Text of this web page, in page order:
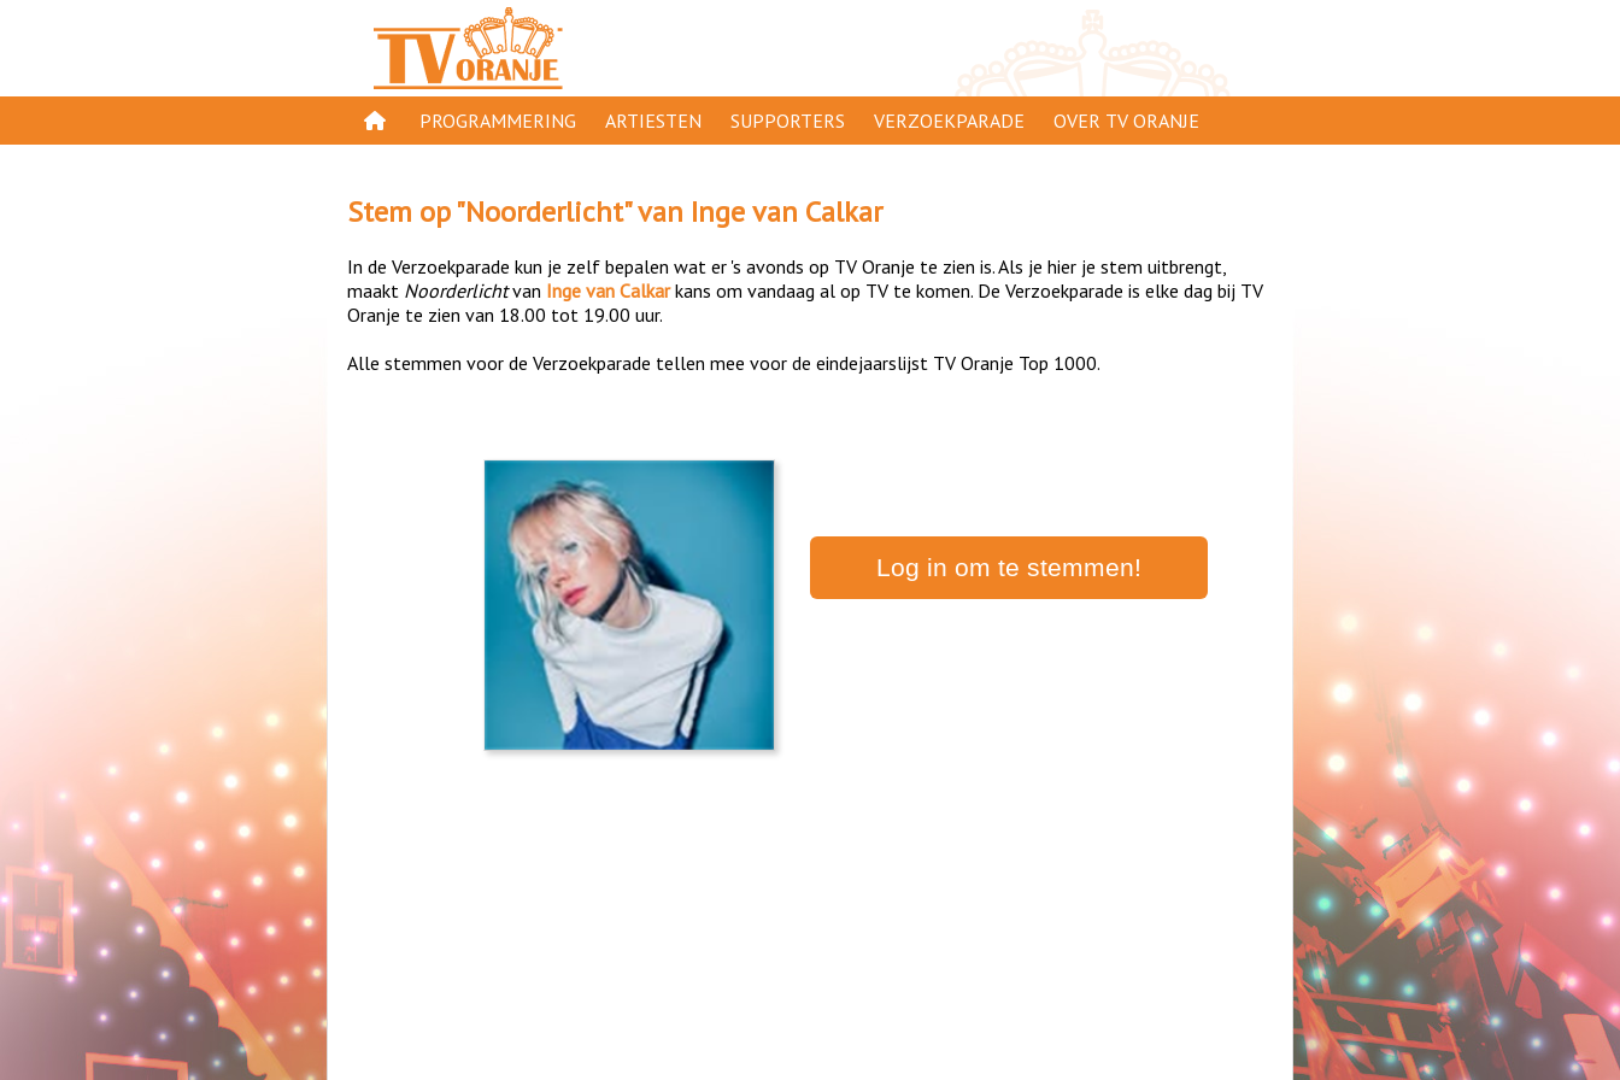
PROGRAMMERING
GESPEELD OP TV ORANJE
ORANJE KROON
TV ORANJE TOP 1000
11 VAN ORANJE
ARTIESTEN SUPPORTERS
AANMELDEN
VERZOEKPARADE OVER TV ORANJE
ADVERTEREN
PRIVACY
Stem op "Noorderlicht" van Inge van Calkar
In de Verzoekparade kun je zelf bepalen wat er 's avonds op TV Oranje te zien is. Als je hier je stem uitbrengt,
maakt Noorderlichtvan Inge van Calkarkans om vandaag al op TV te komen. De Verzoekparade is elke dag bij TV
Oranje te zien van 18.00 tot 19.00 uur.
Alle stemmen voor de Verzoekparade tellen mee voor de eindejaarslijst TV Oranje Top 1000.
Log in om te stemmen!